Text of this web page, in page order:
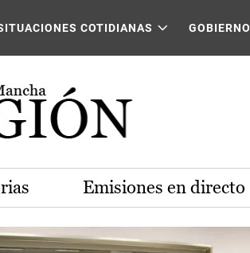
COTIDIANAS GOBIERNO
Emisiones en directo